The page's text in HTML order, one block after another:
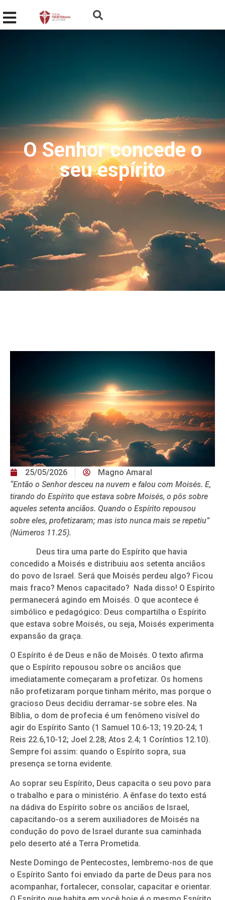
O Senhor concede o
seu espírito
25/05/2026
Magno Amaral
“Então o Senhor desceu na nuvem e falou com Moisés. E,
tirando do Espírito que estava sobre Moisés, o pôs sobre
aqueles setenta anciãos. Quando o Espírito repousou
sobre eles, profetizaram; mas isto nunca mais se repetiu”
(Números 11.25).
Deus tira uma parte do Espírito que havia
concedido a Moisés e distribuiu aos setenta anciãos
do povo de Israel. Será que Moisés perdeu algo? Ficou
mais fraco? Menos capacitado? Nada disso! O Espírito
permanecerá agindo em Moisés. O que acontece é
simbólico e pedagógico: Deus compartilha o Espírito
que estava sobre Moisés, ou seja, Moisés experimenta
expansão da graça.
O Espírito é de Deus e não de Moisés. O texto afirma
que o Espírito repousou sobre os anciãos que
imediatamente começaram a profetizar. Os homens
não profetizaram porque tinham mérito, mas porque o
gracioso Deus decidiu derramar-se sobre eles. Na
Bíblia, o dom de profecia é um fenômeno visível do
agir do Espírito Santo (1 Samuel 10.6-13; 19.20-24; 1
Reis 22.6,10-12; Joel 2.28; Atos 2.4; 1 Coríntios 12.10).
Sempre foi assim: quando o Espírito sopra, sua
presença se torna evidente.
Ao soprar seu Espírito, Deus capacita o seu povo para
o trabalho e para o ministério. A ênfase do texto está
na dádiva do Espírito sobre os anciãos de Israel,
capacitando-os a serem auxiliadores de Moisés na
condução do povo de Israel durante sua caminhada
pelo deserto até a Terra Prometida.
Neste Domingo de Pentecostes, lembremo-nos de que
o Espírito Santo foi enviado da parte de Deus para nos
acompanhar, fortalecer, consolar, capacitar e orientar.